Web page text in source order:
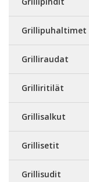
Grillipuhaltimet
Grilliraudat
Grilliritilät
Grillisalkut
Grillisetit
Grillisudit